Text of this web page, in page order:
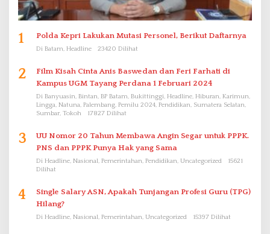
1 Polda Kepri Lakukan Mutasi Personel, Berikut Daftarnya
Di Batam, Headline 23420 Dilihat
2
Film Kisah Cinta Anis Baswedan dan Feri Farhati di
Kampus UGM Tayang Perdana 1 Februari 2024
Di Banyuasin, Bintan, BP Batam, Bukittinggi, Headline, Hiburan, Karimun,
Lingga, Natuna, Palembang, Pemilu 2024, Pendidikan, Sumatera Selatan,
Sumbar, Tokoh
17827 Dilihat
3
UU Nomor 20 Tahun Membawa Angin Segar untuk PPPK.
PNS dan PPPK Punya Hak yang Sama
Di Headline, Nasional, Pemerintahan, Pendidikan, Uncategorized
15621
Dilihat
4
Single Salary ASN, Apakah Tunjangan Profesi Guru (TPG)
Hilang?
Di Headline, Nasional, Pemerintahan, Uncategorized 15397 Dilihat